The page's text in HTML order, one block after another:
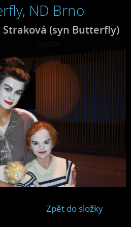
ND Brno
Straková (syn Butterfly)
Zpět do složky